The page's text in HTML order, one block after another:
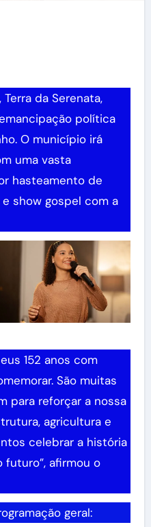
da Serenata,
política
O município irá
uma vasta
hasteamento de
show gospel com a
152 anos com
São muitas
para reforçar a nossa
agricultura e
celebrar a história
futuro”, afirmou o
geral: